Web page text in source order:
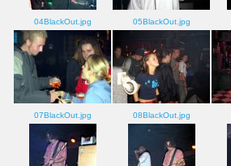
04BlackOut.jpg 05BlackOut.jpg
07BlackOut.jpg 08BlackOut.jpg